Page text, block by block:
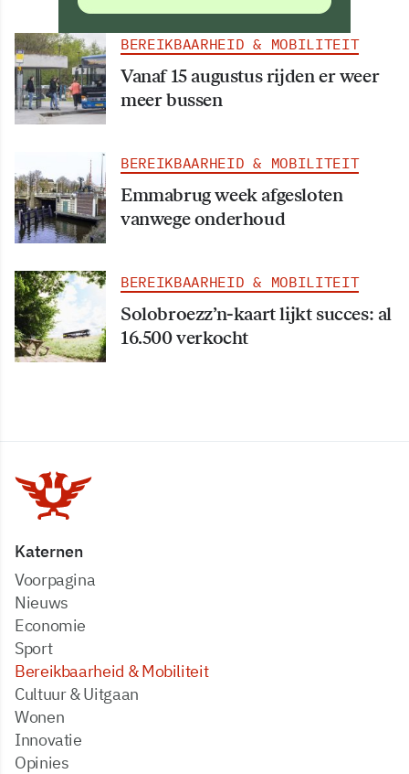
BEREIKBAARHEID & MOBILITEIT
Vanaf 15 augustus rijden er weer
meer bussen
BEREIKBAARHEID & MOBILITEIT
Emmabrug week afgesloten
vanwege onderhoud
BEREIKBAARHEID & MOBILITEIT
Solobroezz’n-kaart lijkt succes: al
16.500 verkocht
Katernen
Voorpagina
Nieuws
Economie
Sport
Bereikbaarheid & Mobiliteit
Cultuur & Uitgaan
Wonen
Innovatie
Opinies